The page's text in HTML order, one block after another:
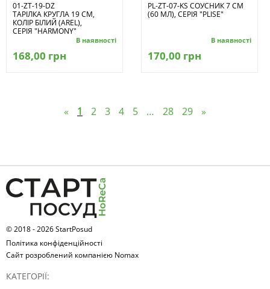
01-ZT-19-DZ
ТАРІЛКА КРУГЛА 19 СМ,
КОЛІР БІЛИЙ (AREL),
СЕРІЯ "HARMONY"
В наявності
168,00 грн
PL-ZT-07-KS СОУСНИК 7 СМ
(60 МЛ), СЕРІЯ "PLISE"
В наявності
170,00 грн
« 1 2 3 4 5 … 28 29 »
© 2018 - 2026 StartPosud
Політика конфіденційності
Сайт розроблений компанією Nomax
КАТЕГОРІЇ: